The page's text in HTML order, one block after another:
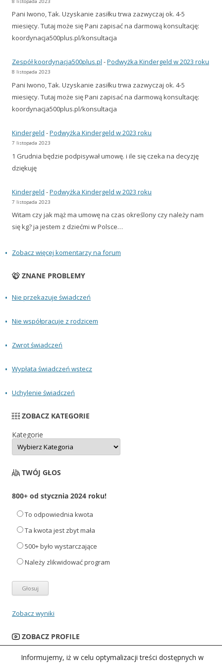
Pani Iwono, Tak. Uzyskanie zasiłku trwa zazwyczaj ok. 4-5
miesięcy. Tutaj może się Pani zapisać na darmową konsultację:
koordynacja500plus.pl/konsultacja
Zespół koordynacja500plus.pl -Podwyżka Kindergeld w 2023 roku
8 listopada 2023
Pani Iwono, Tak. Uzyskanie zasiłku trwa zazwyczaj ok. 4-5
miesięcy. Tutaj może się Pani zapisać na darmową konsultację:
koordynacja500plus.pl/konsultacja
Kindergeld -Podwyżka Kindergeld w 2023 roku
7 listopada 2023
1 Grudnia będzie podpisywał umowę. i ile się czeka na decyzję
dziękuję
Kindergeld -Podwyżka Kindergeld w 2023 roku
7 listopada 2023
Witam czy jak mąż ma umowę na czas określony czy należy nam
się kg? ja jestem z dziećmi w Polsce…
Zobacz więcej komentarzy na forum
ZNANE PROBLEMY
Nie przekazuje świadczeń
Nie współpracuje z rodzicem
Zwrot świadczeń
Wypłata świadczeń wstecz
Uchylenie świadczeń
ZOBACZ KATEGORIE
Kategorie
TWÓJ GŁOS
800+ od stycznia 2024 roku!
To odpowiednia kwota
Ta kwota jest zbyt mała
500+ było wystarczające
Należy zlikwidować program
Zobacz wyniki
ZOBACZ PROFILE
Informujemy, iż w celu optymalizacji treści dostępnych w